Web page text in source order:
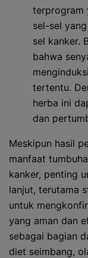
terprogram
sel-sel
sel kanker.
bahwa
tertentu.
herba ini
dan
Meskipun hasil
manfaat
kanker, penting
lanjut, terutama
untuk
yang aman dan
sebagai bagian
diet seimbang,